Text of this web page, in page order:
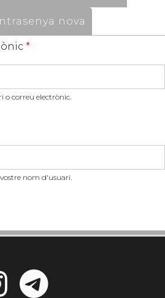
nova
*
o correu electrònic.
nom d'usuari.